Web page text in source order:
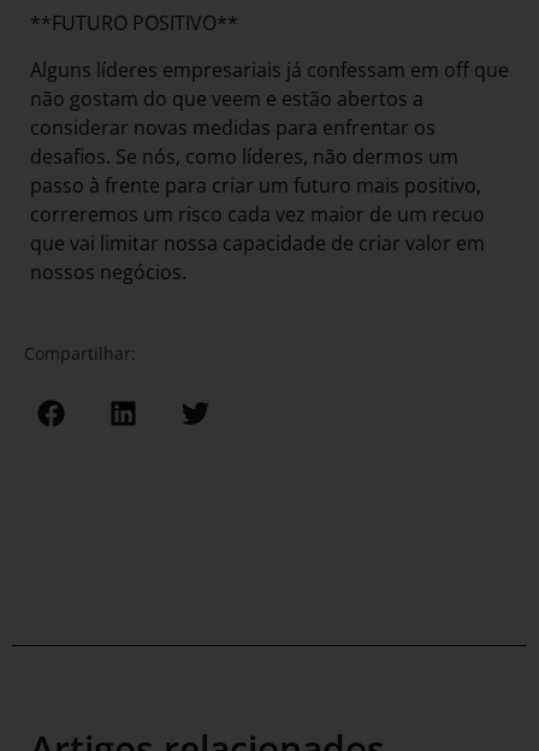
**FUTURO POSITIVO**
Alguns líderes empresariais já confessam em off que
não gostam do que veem e estão abertos a
considerar novas medidas para enfrentar os
desafios. Se nós, como líderes, não dermos um
passo à frente para criar um futuro mais positivo,
correremos um risco cada vez maior de um recuo
que vai limitar nossa capacidade de criar valor em
nossos negócios.
Compartilhar: